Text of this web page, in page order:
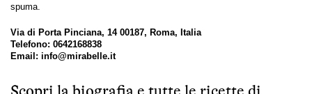
spuma.
Via di Porta Pinciana, 14 00187, Roma, Italia
Telefono: 0642168838
Email: info@mirabelle.it